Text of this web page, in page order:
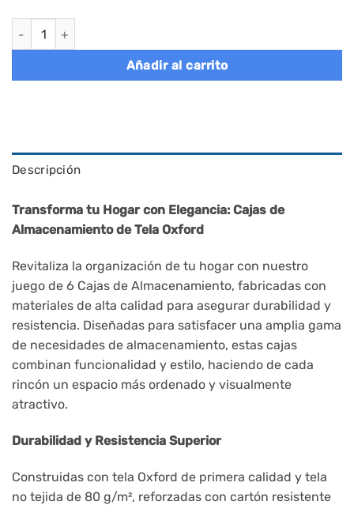
Set de 6 cajas plegables 33x33x33 cm, marrón cantidad
Añadir al carrito
Descripción
Transforma tu Hogar con Elegancia: Cajas de
Almacenamiento de Tela Oxford
Revitaliza la organización de tu hogar con nuestro
juego de 6 Cajas de Almacenamiento, fabricadas con
materiales de alta calidad para asegurar durabilidad y
resistencia. Diseñadas para satisfacer una amplia gama
de necesidades de almacenamiento, estas cajas
combinan funcionalidad y estilo, haciendo de cada
rincón un espacio más ordenado y visualmente
atractivo.
Durabilidad y Resistencia Superior
Construidas con tela Oxford de primera calidad y tela
no tejida de 80 g/m², reforzadas con cartón resistente